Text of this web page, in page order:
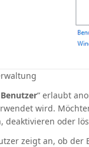
“ erlaubt
wird.
oder
zeigt an, ob